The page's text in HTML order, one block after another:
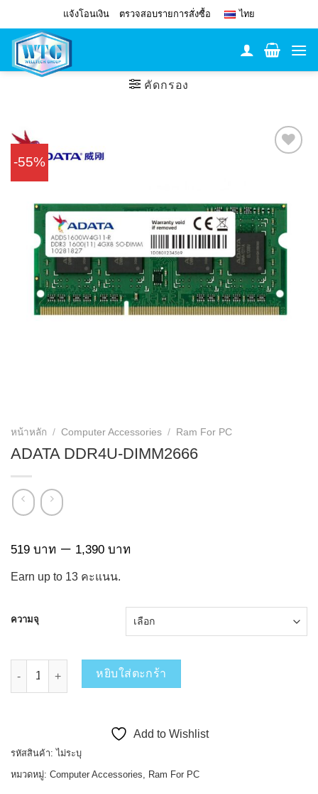
to
content
แจ้งโอนเงิน ตรวจสอบรายการสั่งซื้อ ไทย
คัดกรอง
-55%
Wishlist
หน้าหลัก / Computer Accessories / Ram For PC
ADATA DDR4U-DIMM2666
519 บาท – 1,390 บาท
1,390 บาท
Earn up to 13 คะแนน.
ความจุ
จำนวน ADATA DDR4U-DIMM2666 ชิ้น
หยิบใส่ตะกร้า
Add to Wishlist
รหัสสินค้า:ไม่ระบุ
หมวดหมู่: Computer Accessories Ram For PC